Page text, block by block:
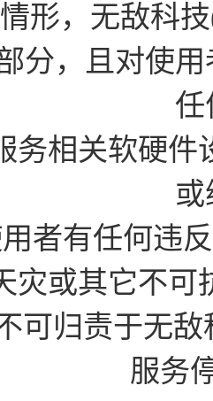
，无敌科技(
分，且对使
任
务相关软硬
或
用者有任何违
灾或其它不
可归责于无
服务